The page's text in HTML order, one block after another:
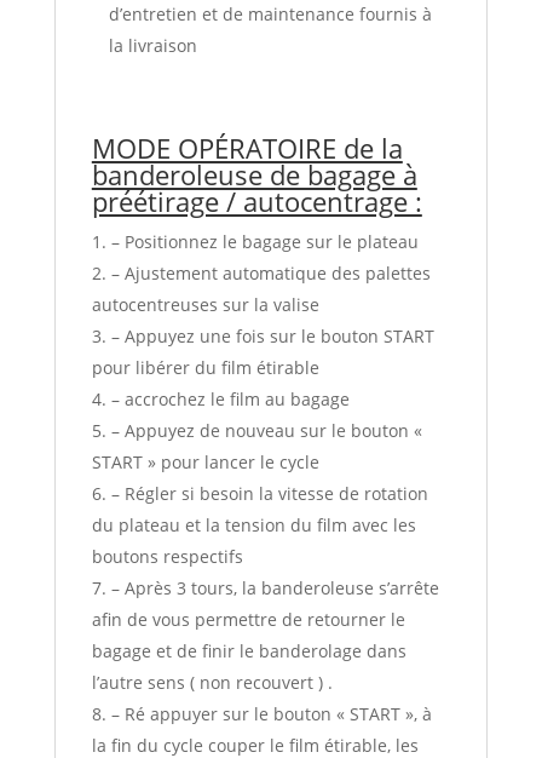
d’entretien et de maintenance fournis à
la livraison
MODE OPÉRATOIRE de la
banderoleuse de bagage à
préétirage / autocentrage :
– Positionnez le bagage sur le plateau
– Ajustement automatique des palettes
autocentreuses sur la valise
– Appuyez une fois sur le bouton START
pour libérer du film étirable
– accrochez le film au bagage
– Appuyez de nouveau sur le bouton «
START » pour lancer le cycle
– Régler si besoin la vitesse de rotation
du plateau et la tension du film avec les
boutons respectifs
– Après 3 tours, la banderoleuse s’arrête
afin de vous permettre de retourner le
bagage et de finir le banderolage dans
l’autre sens ( non recouvert ) .
– Ré appuyer sur le bouton « START », à
la fin du cycle couper le film étirable, les